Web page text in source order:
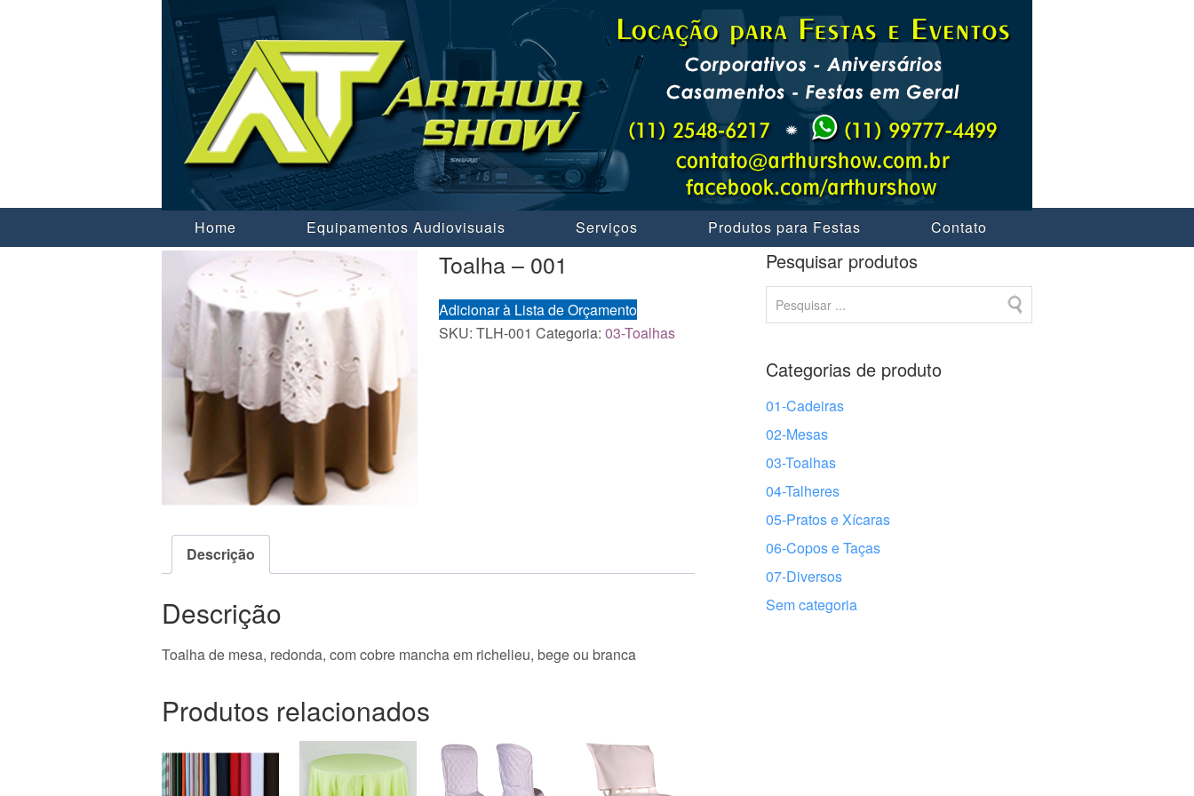
Home Equipamentos Audiovisuais Serviços Produtos para Festas Contato
Toalha – 001
Adicionar à Lista de Orçamento
SKU: TLH-001 Categoria: 03-Toalhas
Descrição
Descrição
Toalha de mesa, redonda, com cobre mancha em richelieu, bege ou branca
Produtos relacionados
Pesquisar produtos
Categorias de produto
01-Cadeiras
02-Mesas
03-Toalhas
04-Talheres
05-Pratos e Xícaras
06-Copos e Taças
07-Diversos
Sem categoria